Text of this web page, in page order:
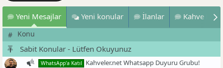
Yeni Mesajlar Yeni konular İlanlar Kahve
# Konu
Sabit Konular - Lütfen Okuyunuz
WhatsApp'a Katıl
Kahveler.net Whatsapp Duyuru Grubu!